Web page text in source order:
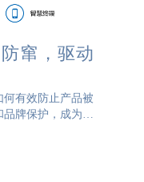
窜，驱动
有效防止产品被
牌保护，成为众
术的出现，为解
案。 一物一码，